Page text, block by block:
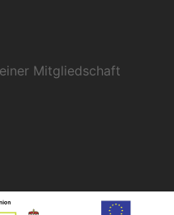
Mitgliedschaft